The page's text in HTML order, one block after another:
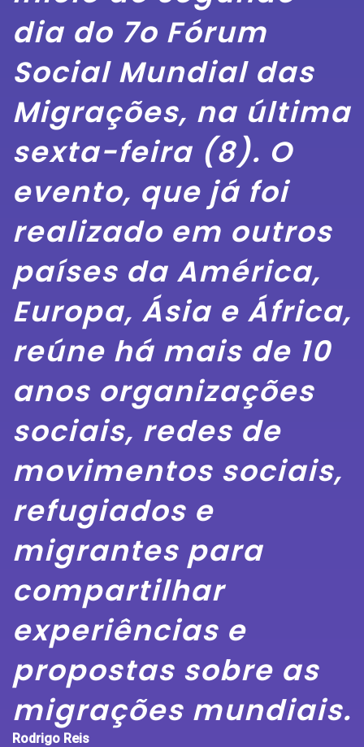
dia do 7o Fórum
Social Mundial das
Migrações, na última
sexta-feira (8). O
evento, que já foi
realizado em outros
países da América,
Europa, Ásia e África,
reúne há mais de 10
anos organizações
sociais, redes de
movimentos sociais,
refugiados e
migrantes para
compartilhar
experiências e
propostas sobre as
migrações mundiais.
Rodrigo Reis